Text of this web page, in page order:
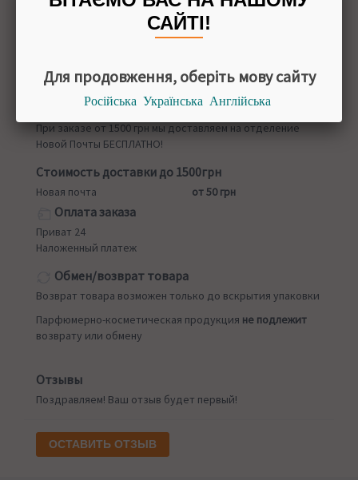
средней длины.
Назад в Краски для волос с сединой
Доставка
При заказе от 1500 грн мы доставляем на отделение
Новой Почты БЕСПЛАТНО!
Стоимость доставки до 1500грн
Новая почта от 50 грн
Оплата заказа
Приват 24
Наложенный платеж
Обмен/возврат товара
Возврат товара возможен только до вскрытия упаковки
Парфюмерно-косметическая продукция не подлежит
возврату или обмену
Отзывы
Поздравляем! Ваш отзыв будет первый!
ОСТАВИТЬ ОТЗЫВ
САЙТІ!
Для продовження, оберіть мову сайту
Російська Українська Англійська